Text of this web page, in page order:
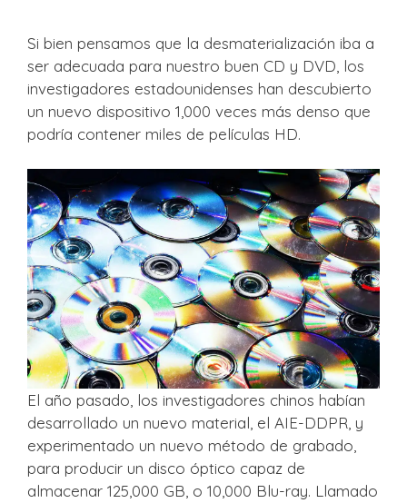
Si bien pensamos que la desmaterialización iba a
ser adecuada para nuestro buen CD y DVD, los
investigadores estadounidenses han descubierto
un nuevo dispositivo 1,000 veces más denso que
podría contener miles de películas HD.
El año pasado, los investigadores chinos habían
desarrollado un nuevo material, el AIE-DDPR, y
experimentado un nuevo método de grabado,
para producir un disco óptico capaz de
almacenar 125,000 GB, o 10,000 Blu-ray. Llamado